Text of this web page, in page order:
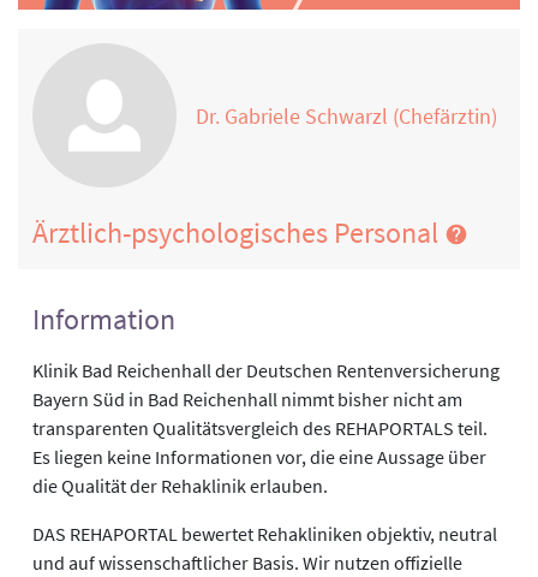
Dr. Gabriele Schwarzl (Chefärztin)
Ärztlich-psychologisches Personal
Information
Klinik Bad Reichenhall der Deutschen Rentenversicherung
Bayern Süd in Bad Reichenhall nimmt bisher nicht am
transparenten Qualitätsvergleich des REHAPORTALS teil.
Es liegen keine Informationen vor, die eine Aussage über
die Qualität der Rehaklinik erlauben.
DAS REHAPORTAL bewertet Rehakliniken objektiv, neutral
und auf wissenschaftlicher Basis. Wir nutzen offizielle